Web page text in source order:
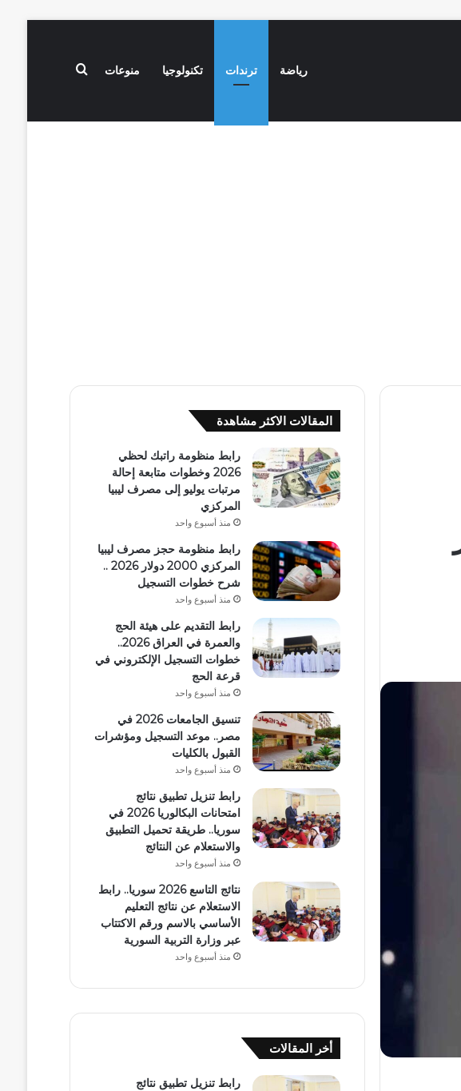
رياضة ترندات تكنولوجيا منوعات بحث عن
المقالات الاكثر مشاهدة
رابط منظومة راتبك لحظي
2026 وخطوات متابعة إحالة
مرتبات يوليو إلى مصرف ليبيا
المركزي
منذ أسبوع واحد
رابط منظومة حجز مصرف ليبيا
المركزي 2000 دولار 2026 ..
شرح خطوات التسجيل
منذ أسبوع واحد
رابط التقديم على هيئة الحج
والعمرة في العراق 2026..
خطوات التسجيل الإلكتروني في
قرعة الحج
منذ أسبوع واحد
تنسيق الجامعات 2026 في
مصر.. موعد التسجيل ومؤشرات
القبول بالكليات
منذ أسبوع واحد
رابط تنزيل تطبيق نتائج
امتحانات البكالوريا 2026 في
سوريا.. طريقة تحميل التطبيق
والاستعلام عن النتائج
منذ أسبوع واحد
نتائج التاسع 2026 سوريا.. رابط
الاستعلام عن نتائج التعليم
الأساسي بالاسم ورقم الاكتتاب
عبر وزارة التربية السورية
منذ أسبوع واحد
أخر المقالات
رابط تنزيل تطبيق نتائج